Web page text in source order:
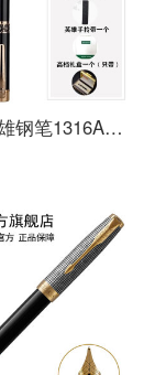
HERO英雄钢笔1316A金笔尖12K金笔男士书写办公练字用墨水笔签字书法礼品笔商务送礼免费刻字定制